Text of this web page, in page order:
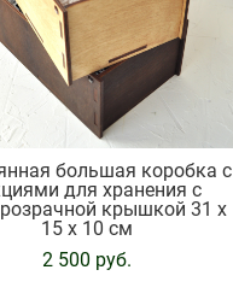
большая коробка с
для хранения с
крышкой 31 х
15 х 10 см
2 500 pуб.